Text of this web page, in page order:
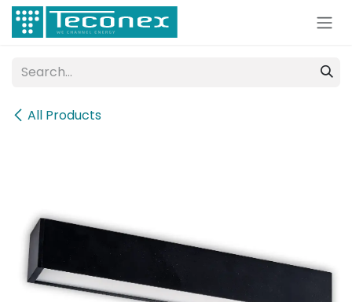
Skip to Content
All Products